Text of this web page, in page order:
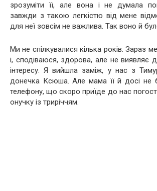
зрозуміти її, але вона і не думала
завжди з такою легкістю від мене
для неї зовсім не важлива. Так воно й
Ми не спілкувалися кілька років. Зараз
і, сподіваюся, здорова, але не виявляє
інтересу. Я вийшла заміж, у нас з
донечка Ксюша. Але мама її й досі не
телефону, що скоро приїде до нас
онучку із триріччям.